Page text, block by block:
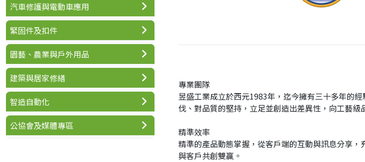
專業團隊
昱盛工業成立於西元1983年，迄今擁有三十多年的
伐、對品質的堅持，立足並創造出差異性，向工藝級
精準效率
精準的產品動態掌握，從客戶端的互動與訊息分享
與客戶共創雙贏。
汽車修護與電動車應用
緊固件及扣件
園藝、農業與戶外用品
建築與居家修繕
智造自動化
公協會及媒體專區